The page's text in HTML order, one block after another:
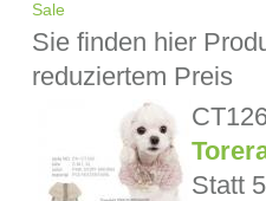
Sale
Sie finden hier
reduziertem Preis
Statt